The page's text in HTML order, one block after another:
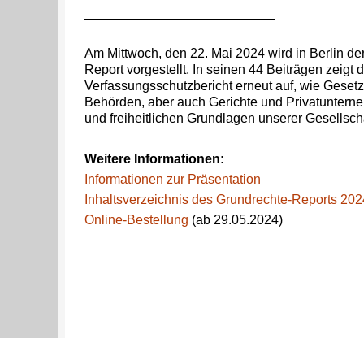
Am Mittwoch, den 22. Mai 2024 wird in Berlin
Report vorgestellt. In seinen 44 Beiträgen zeigt
Verfassungsschutzbericht erneut auf, wie
Behörden, aber auch Gerichte und
und freiheitlichen Grundlagen unserer
Weitere Informationen:
Informationen zur Präsentation
Inhaltsverzeichnis des Grundrechte-Reports
Online-Bestellung (ab 29.05.2024)